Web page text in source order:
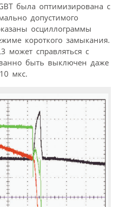
была оптимизирована с
допустимого
осциллограммы
короткого замыкания.
может справляться с
быть выключен даже
мкс.